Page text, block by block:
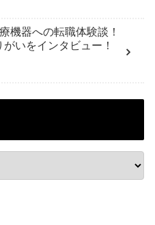
機器への転職体験談！
いをインタビュー！